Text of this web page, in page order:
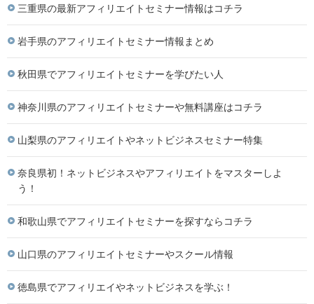
三重県の最新アフィリエイトセミナー情報はコチラ
岩手県のアフィリエイトセミナー情報まとめ
秋田県でアフィリエイトセミナーを学びたい人
神奈川県のアフィリエイトセミナーや無料講座はコチラ
山梨県のアフィリエイトやネットビジネスセミナー特集
奈良県初！ネットビジネスやアフィリエイトをマスターしよ
う！
和歌山県でアフィリエイトセミナーを探すならコチラ
山口県のアフィリエイトセミナーやスクール情報
徳島県でアフィリエイやネットビジネスを学ぶ！